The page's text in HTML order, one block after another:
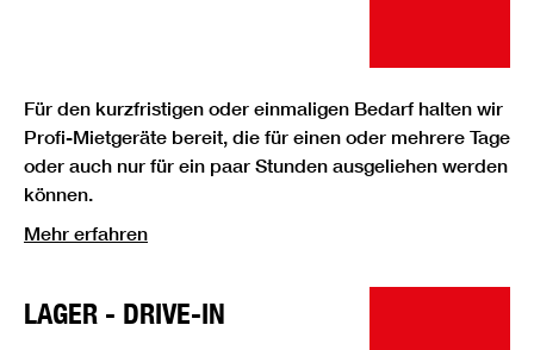
Für den kurzfristigen oder einmaligen Bedarf halten wir
Profi-Mietgeräte bereit, die für einen oder mehrere Tage
oder auch nur für ein paar Stunden ausgeliehen werden
können.
Mehr erfahren
LAGER - DRIVE-IN